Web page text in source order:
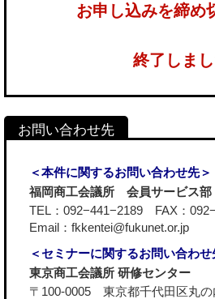
お申し込みを締め
終了しま
＜本件に関するお問い合わせ先＞
福岡商工会議所 会員サービス
TEL：092−441−2189 FAX：
Email：fkkentei@fukunet.or.jp
＜セミナーに関するお問い合わせ
東京商工会議所 研修センター
〒100-0005 東京都千代田区丸の